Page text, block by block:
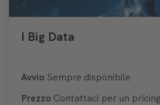
I Big Data
Avvio Sempre disponibile
Prezzo Contattaci per un